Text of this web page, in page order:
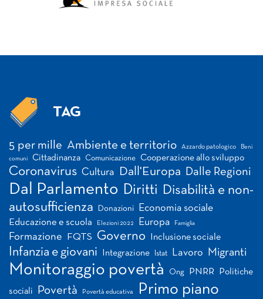
TAG
5 per mille Ambiente e territorio Azzardo patologico Beni
comuni Cittadinanza Comunicazione Cooperazione allo sviluppo
Coronavirus Cultura Dall'Europa Dalle Regioni
Dal Parlamento Diritti
Disabilità e non-
autosufficienza
Donazioni Economia sociale
Educazione e scuola Elezioni 2022 Europa Famiglia
Formazione FQTS Governo Inclusione sociale
Infanzia e giovani Integrazione Istat Lavoro Migranti
Monitoraggio povertà Ong PNRR Politiche
sociali Povertà Povertà educativa Primo piano